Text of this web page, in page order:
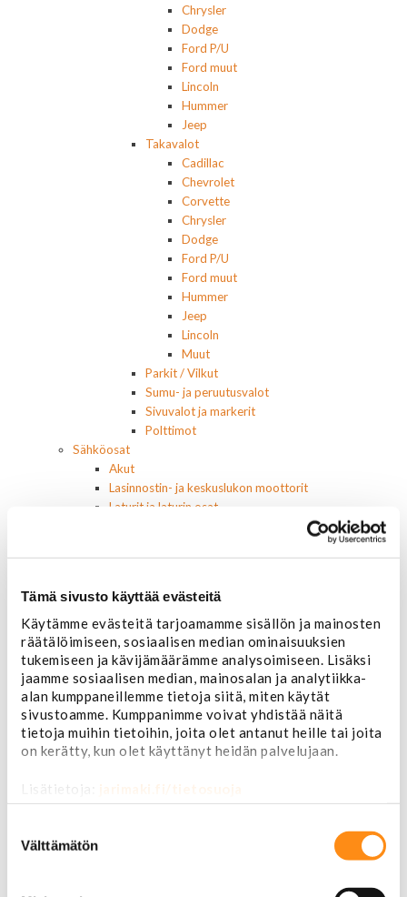
Tämä sivusto käyttää evästeitä
Käytämme evästeitä tarjoamamme sisällön ja mainosten
räätälöimiseen, sosiaalisen median ominaisuuksien
tukemiseen ja kävijämäärämme analysoimiseen. Lisäksi
jaamme sosiaalisen median, mainosalan ja analytiikka-
alan kumppaneillemme tietoja siitä, miten käytät
sivustoamme. Kumppanimme voivat yhdistää näitä
tietoja muihin tietoihin, joita olet antanut heille tai joita
on kerätty, kun olet käyttänyt heidän palvelujaan.
Lisätietoja: jarimaki.fi/tietosuoja
valinta
Välttämätön
Chrysler
Dodge
Ford P/U
Ford muut
Lincoln
Hummer
Jeep
Takavalot
Cadillac
Chevrolet
Corvette
Chrysler
Dodge
Ford P/U
Ford muut
Hummer
Jeep
Lincoln
Muut
Parkit / Vilkut
Sumu- ja peruutusvalot
Sivuvalot ja markerit
Polttimot
Sähköosat
Akut
Lasinnostin- ja keskuslukon moottorit
Laturit ja laturin osat
Kennot
Kompressorit ja osat
Käyttöpaneelit / kytkimet
Moottorit
Ilmastoinnin osat
Muut
Ohjainlaitteet
Startit ja startin osat
Starttimoottorit